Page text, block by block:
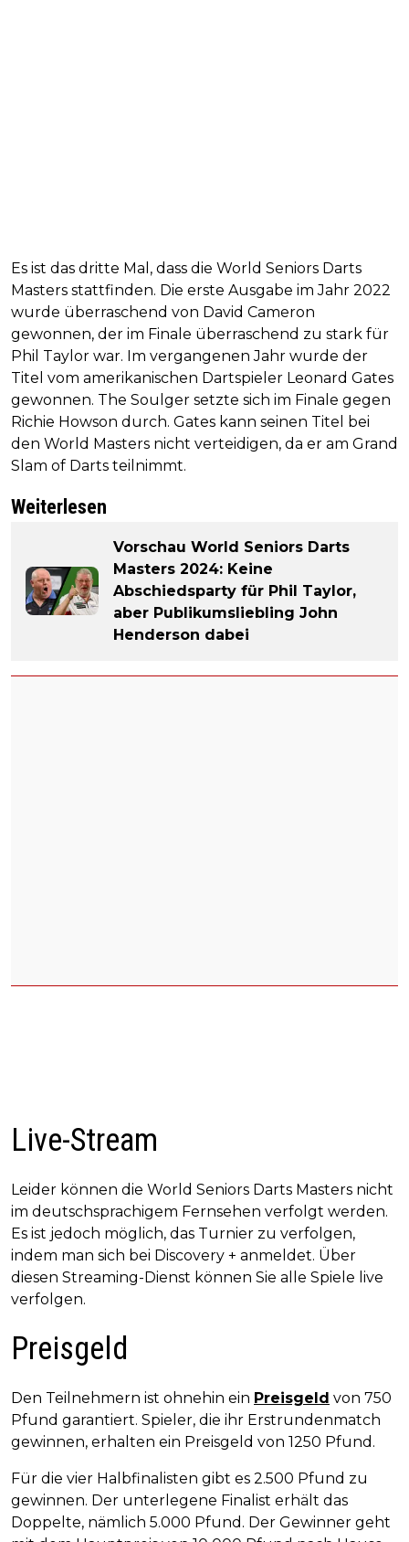
Es ist das dritte Mal, dass die World Seniors Darts
Masters stattfinden. Die erste Ausgabe im Jahr 2022
wurde überraschend von David Cameron
gewonnen, der im Finale überraschend zu stark für
Phil Taylor war. Im vergangenen Jahr wurde der
Titel vom amerikanischen Dartspieler Leonard Gates
gewonnen. The Soulger setzte sich im Finale gegen
Richie Howson durch. Gates kann seinen Titel bei
den World Masters nicht verteidigen, da er am Grand
Slam of Darts teilnimmt.
Weiterlesen
Vorschau World Seniors Darts
Masters 2024: Keine
Abschiedsparty für Phil Taylor,
aber Publikumsliebling John
Henderson dabei
Live-Stream
Leider können die World Seniors Darts Masters nicht
im deutschsprachigem Fernsehen verfolgt werden.
Es ist jedoch möglich, das Turnier zu verfolgen,
indem man sich bei Discovery + anmeldet. Über
diesen Streaming-Dienst können Sie alle Spiele live
verfolgen.
Preisgeld
Den Teilnehmern ist ohnehin ein Preisgeld von 750
Pfund garantiert. Spieler, die ihr Erstrundenmatch
gewinnen, erhalten ein Preisgeld von 1250 Pfund.
Für die vier Halbfinalisten gibt es 2.500 Pfund zu
gewinnen. Der unterlegene Finalist erhält das
Doppelte, nämlich 5.000 Pfund. Der Gewinner geht